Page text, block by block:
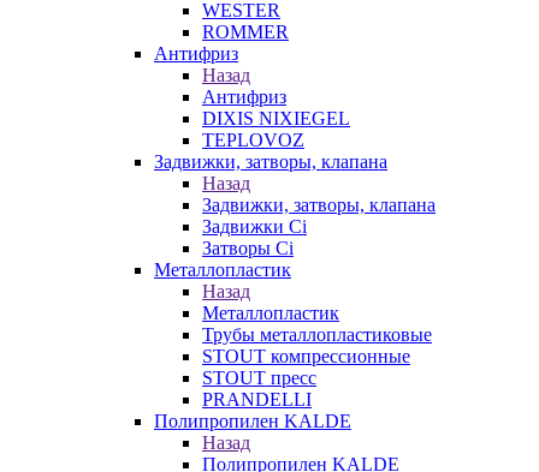
WESTER
ROMMER
Антифриз
Назад
Антифриз
DIXIS NIXIEGEL
TEPLOVOZ
Задвижки, затворы, клапана
Назад
Задвижки, затворы, клапана
Задвижки Ci
Затворы Ci
Металлопластик
Назад
Металлопластик
Трубы металлопластиковые
STOUT компрессионные
STOUT пресс
PRANDELLI
Полипропилен KALDE
Назад
Полипропилен KALDE